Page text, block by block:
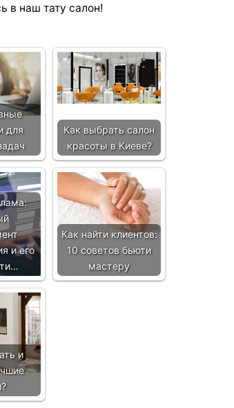
в наш тату салон!
для
Как выбрать салон
красоты в Киеве?
и его
Как найти клиентов:
10 советов бьюти
мастеру
и